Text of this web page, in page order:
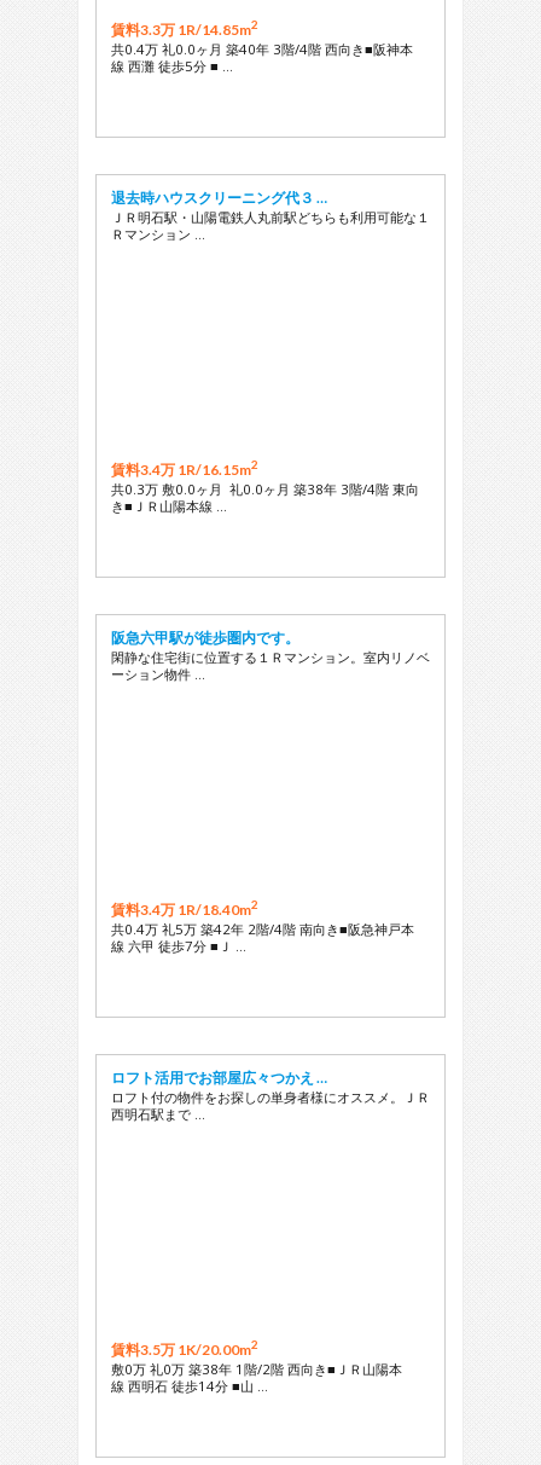
賃料3.3万 1R/14.85m2
共0.4万 礼0.0ヶ月 築40年 3階/4階 西向き■阪神本
線 西灘 徒歩5分 ■ …
退去時ハウスクリーニング代３ …
ＪＲ明石駅・山陽電鉄人丸前駅どちらも利用可能な１
Ｒマンション …
賃料3.4万 1R/16.15m2
共0.3万 敷0.0ヶ月 礼0.0ヶ月 築38年 3階/4階 東向
き■ＪＲ山陽本線 …
阪急六甲駅が徒歩圏内です。
閑静な住宅街に位置する１Ｒマンション。室内リノベ
ーション物件 …
賃料3.4万 1R/18.40m2
共0.4万 礼5万 築42年 2階/4階 南向き■阪急神戸本
線 六甲 徒歩7分 ■Ｊ …
ロフト活用でお部屋広々つかえ …
ロフト付の物件をお探しの単身者様にオススメ。ＪＲ
西明石駅まで …
賃料3.5万 1K/20.00m2
敷0万 礼0万 築38年 1階/2階 西向き■ＪＲ山陽本
線 西明石 徒歩14分 ■山 …